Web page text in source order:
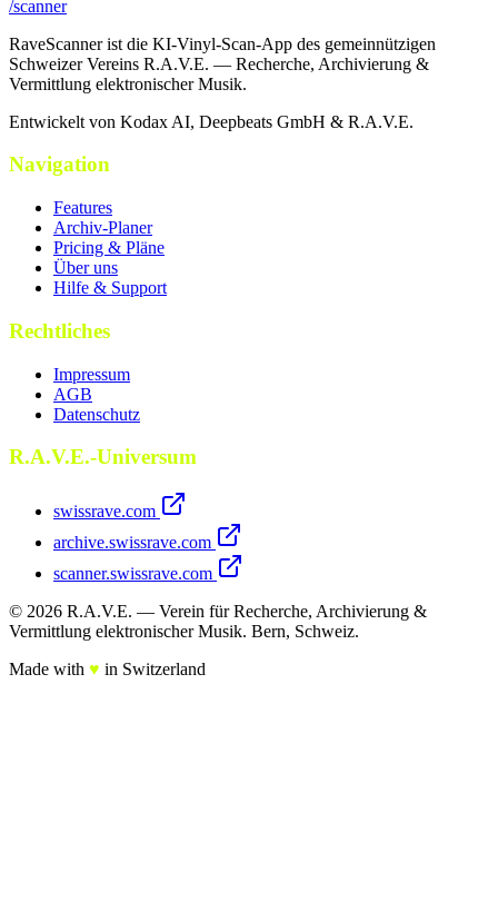
/scanner
RaveScanner ist die KI-Vinyl-Scan-App des gemeinnützigen
Schweizer Vereins R.A.V.E. — Recherche, Archivierung &
Vermittlung elektronischer Musik.
Entwickelt von Kodax AI, Deepbeats GmbH & R.A.V.E.
Navigation
Features
Archiv-Planer
Pricing & Pläne
Über uns
Hilfe & Support
Rechtliches
Impressum
AGB
Datenschutz
R.A.V.E.-Universum
swissrave.com
archive.swissrave.com
scanner.swissrave.com
© 2026 R.A.V.E. — Verein für Recherche, Archivierung &
Vermittlung elektronischer Musik. Bern, Schweiz.
Made with ♥ in Switzerland